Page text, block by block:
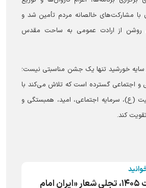
با مشارکت‌های خالصانه مردم تأمین شد و
روشن از ارادت عمومی به ساحت مقدس
سایه خورشید تنها یک جشن مناسبتی نیست؛
و اجتماعی گسترده است که تلاش می‌کند با
(ع)، سرمایه اجتماعی، امید، همبستگی و
کند.
در دهه کرامت ۱۴۰۵، تجلی شعار «ایران امام